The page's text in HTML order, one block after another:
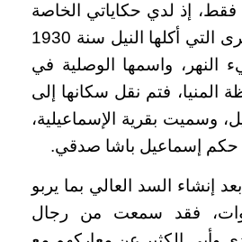
إذ لدي حكاياتي الخاصة
لأن قريتي من القرى التي أكلها النيل سنة 1930
واسمها الوصلية في
المنيا، فتم نقل سكانها إلى
وسميت بقرية الإسماعيلية،
حكم إسماعيل باشا صدقي.
إنشاء السد العالي بما يربو
فقد سمعت من رجال